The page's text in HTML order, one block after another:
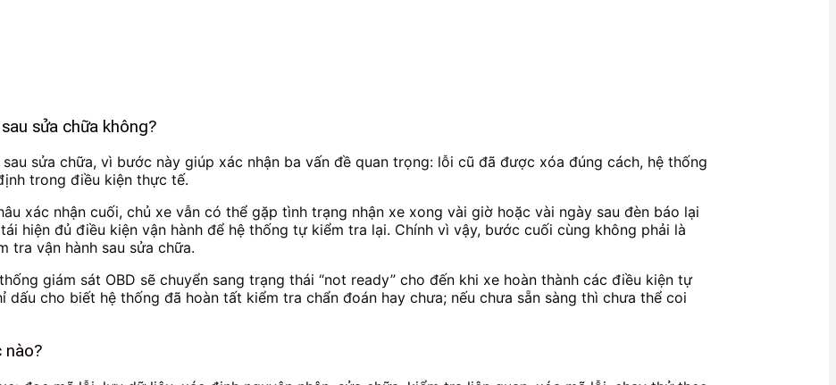
sửa chữa không?
sửa chữa, vì bước này giúp xác nhận ba vấn đề quan trọng: lỗi cũ đã được xóa đúng cách, hệ thống
trong điều kiện thực tế.
xác nhận cuối, chủ xe vẫn có thể gặp tình trạng nhận xe xong vài giờ hoặc vài ngày sau đèn báo lại
hiện đủ điều kiện vận hành để hệ thống tự kiểm tra lại. Chính vì vậy, bước cuối cùng không phải là
tra vận hành sau sửa chữa.
giám sát OBD sẽ chuyển sang trạng thái “not ready” cho đến khi xe hoàn thành các điều kiện tự
dấu cho biết hệ thống đã hoàn tất kiểm tra chẩn đoán hay chưa; nếu chưa sẵn sàng thì chưa thể coi
nào?